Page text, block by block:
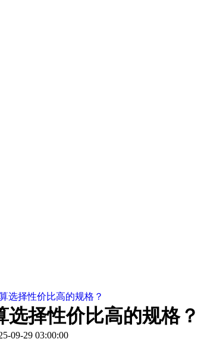
选择性价比高的规格？
择性价比高的规格？
09-29 03:00:00